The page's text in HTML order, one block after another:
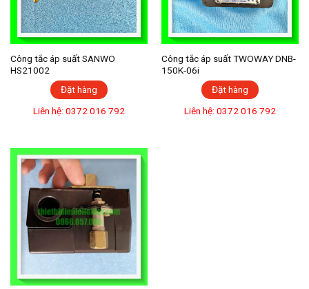
Công tắc áp suất SANWO
HS21002
Đặt hàng
Liên hệ: 0372 016 792
Công tắc áp suất TWOWAY DNB-
150K-06i
Đặt hàng
Liên hệ: 0372 016 792